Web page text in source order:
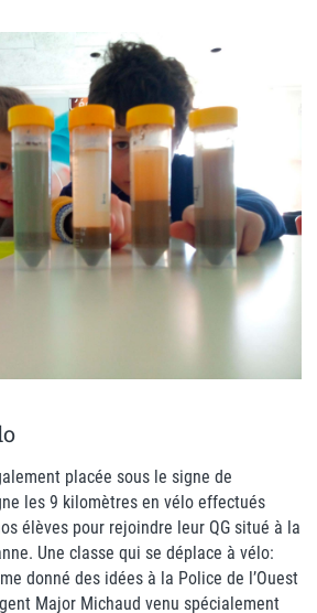
placée sous le signe de
les 9 kilomètres en vélo effectués
élèves pour rejoindre leur QG situé à la
Une classe qui se déplace à vélo:
donné des idées à la Police de l’Ouest
Major Michaud venu spécialement